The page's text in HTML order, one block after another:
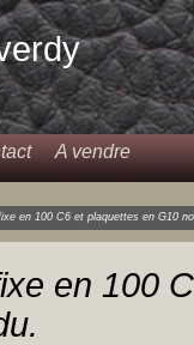
A vendre
en 100 C6 et plaquettes en G10
en 100